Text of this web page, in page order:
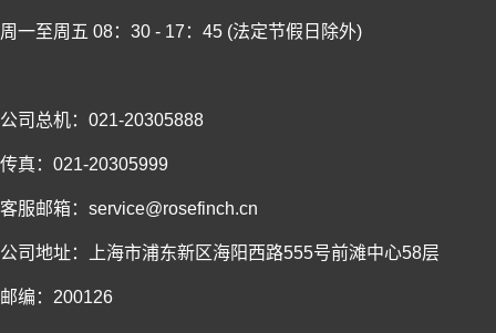
周一至周五 08：30 - 17：45 (法定节假日除外)
公司总机：021-20305888
传真：021-20305999
客服邮箱：service@rosefinch.cn
公司地址：上海市浦东新区海阳西路555号前滩中心58层
邮编：200126